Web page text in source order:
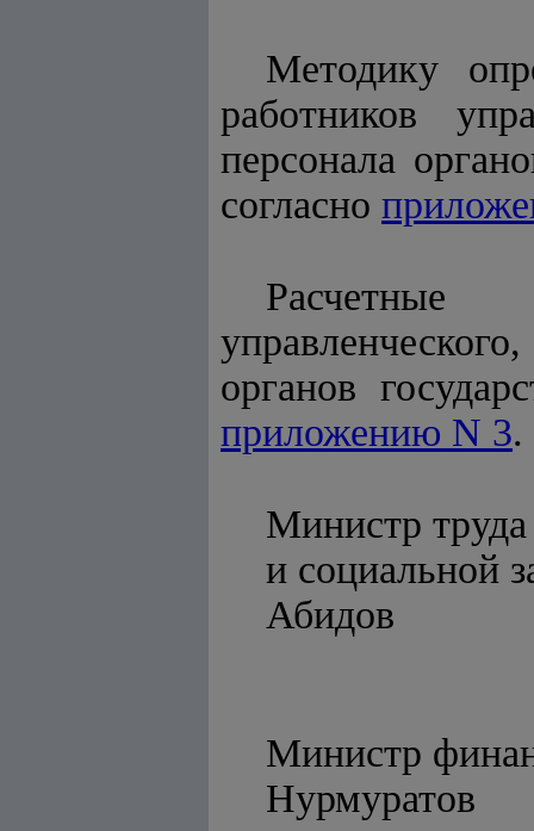
Методику
работников
персонала
согласно
Расчетные
органов
приложению N 3.
Министр труда
и социальной
Абидов
Министр
Нурмуратов